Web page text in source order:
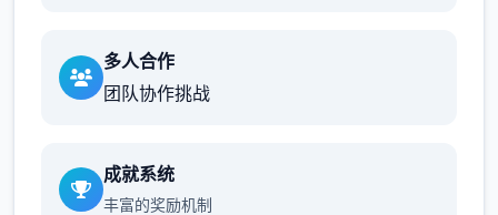
多人合作
团队协作挑战
成就系统
丰富的奖励机制